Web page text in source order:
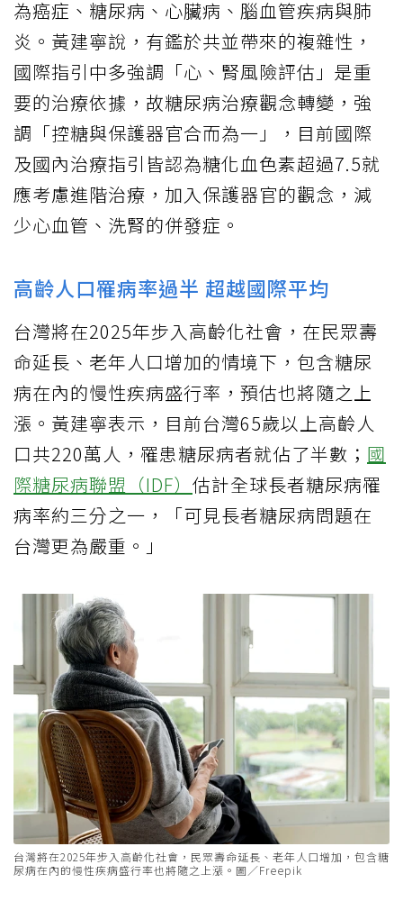
為癌症、糖尿病、心臟病、腦血管疾病與肺
炎。黃建寧說，有鑑於共並帶來的複雜性，
國際指引中多強調「心、腎風險評估」是重
要的治療依據，故糖尿病治療觀念轉變，強
調「控糖與保護器官合而為一」，目前國際
及國內治療指引皆認為糖化血色素超過7.5就
應考慮進階治療，加入保護器官的觀念，減
少心血管、洗腎的併發症。
高齡人口罹病率過半 超越國際平均
台灣將在2025年步入高齡化社會，在民眾壽
命延長、老年人口增加的情境下，包含糖尿
病在內的慢性疾病盛行率，預估也將隨之上
漲。黃建寧表示，目前台灣65歲以上高齡人
口共220萬人，罹患糖尿病者就佔了半數； 國
際糖尿病聯盟（IDF） 估計全球長者糖尿病罹
病率約三分之一，「可見長者糖尿病問題在
台灣更為嚴重。」
台灣將在2025年步入高齡化社會，民眾壽命延長、老年人口增加，包含糖
尿病在內的慢性疾病盛行率也將隨之上漲。圖／Freepik